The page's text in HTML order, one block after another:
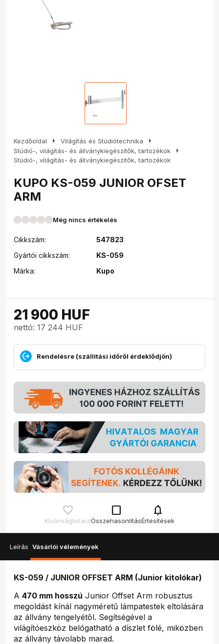
Kezdőoldal arrow_right Világítás és Stúdiótechnika arrow_right
Stúdió-, világítás- és állványkiegészítők, tartozékok arrow_right
Stúdió-, világítás- és állványkiegészítők, tartozékok
KUPO KS-059 JUNIOR OFSET
ARM
Még nincs értékelés
Cikkszám:
547823
Gyártói cikkszám:
KS-059
Márka:
Kupo
21 900 HUF
nettó: 17 244 HUF
Rendelésre (szállítási időről érdeklődjön)
Kívánságlistára
check_box_outline_blank
Összehasonlítás
notifications
Értesítések
Leírás Vásárlói vélemények
KS-059 / JUNIOR OFFSET ARM (Junior kitolókar)
A 470 mm hosszú Junior Offset Arm robusztus
megoldást kínál nagyméretű lámpatestek eltolására
az állvány tengelyétől. Segítségével a
világítóeszköz belógatható a díszlet fölé, miközben
az állvány távolabb marad.